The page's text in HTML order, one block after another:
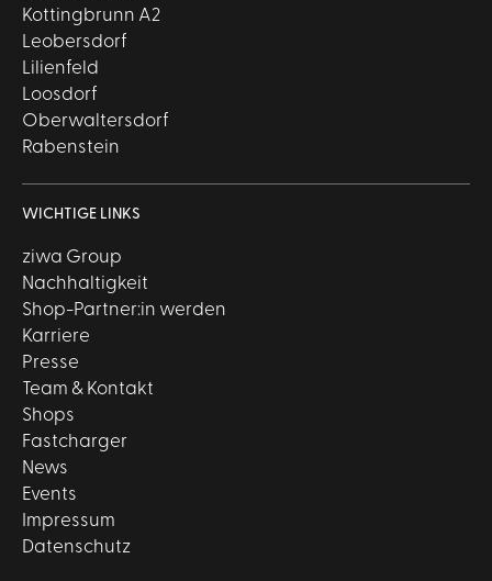
Kottingbrunn A2
Leobersdorf
Lilienfeld
Loosdorf
Oberwaltersdorf
Rabenstein
WICHTIGE LINKS
ziwa Group
Nachhaltigkeit
Shop-Partner:in werden
Karriere
Presse
Team & Kontakt
Shops
Fastcharger
News
Events
Impressum
Datenschutz